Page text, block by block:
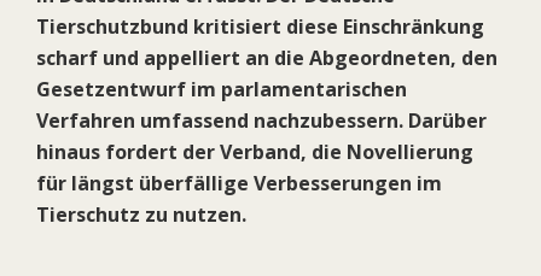
Tierschutzbund kritisiert diese Einschränkung
scharf und appelliert an die Abgeordneten, den
Gesetzentwurf im parlamentarischen
Verfahren umfassend nachzubessern. Darüber
hinaus fordert der Verband, die Novellierung
für längst überfällige Verbesserungen im
Tierschutz zu nutzen.